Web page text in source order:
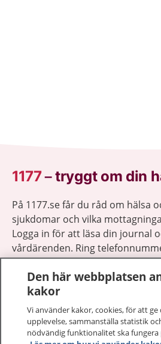
1177–tryggt om din
På 1177.se får du råd om hälsa
sjukdomar och vilka
Logga in för att läsa din journal
vårdärenden. Ring
sjukvårdsrådgivning dygnet runt.
1177 ger dig råd när du vill må
Den här webbplatsen
kakor
Vi använder kakor, cookies, för att
upplevelse, sammanställa statistik
nödvändig funktionalitet ska fungera